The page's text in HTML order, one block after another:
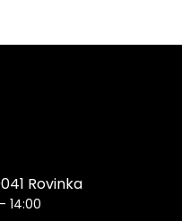
Rovinka
14:00